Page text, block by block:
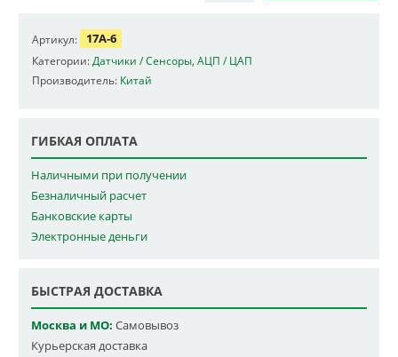
Артикул: 17A-6
Категории: Датчики / Сенсоры АЦП / ЦАП
Производитель: Китай
ГИБКАЯ ОПЛАТА
Наличными при получении
Безналичный расчет
Банковские карты
Электронные деньги
БЫСТРАЯ ДОСТАВКА
Москва и МО: Самовывоз
Курьерская доставка